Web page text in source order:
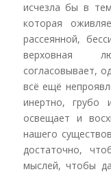
исчезла бы в
которая
рассеянной,
верховная
согласовывает,
всё ещё
инертно, грубо
освещает и
нашего
достаточно,
мыслей, чтобы